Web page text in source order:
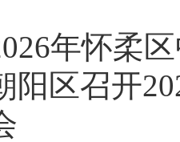
年怀柔
阳区召开